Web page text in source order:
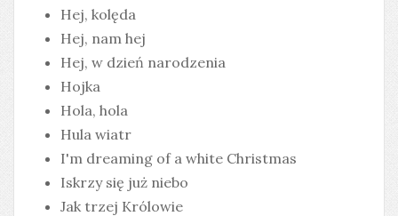
Hej, kolęda
Hej, nam hej
Hej, w dzień narodzenia
Hojka
Hola, hola
Hula wiatr
I'm dreaming of a white Christmas
Iskrzy się już niebo
Jak trzej Królowie